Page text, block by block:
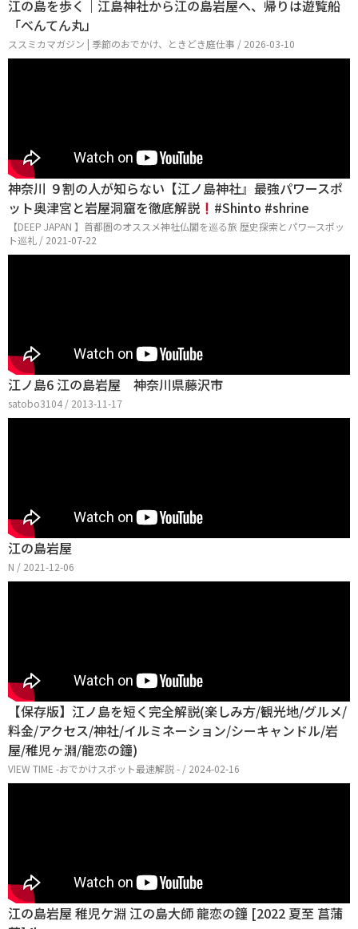
江の島を歩く｜江島神社から江の島岩屋へ、帰りは遊覧船
「べんてん丸」
ススミカマガジン | 季節のおでかけ、ときどき庭仕事 / 2026-03-10
神奈川 ９割の人が知らない【江ノ島神社』最強パワースポ
ット奥津宮と岩屋洞窟を徹底解説
#Shinto #shrine
【DEEP JAPAN 】首都圏のオススメ神社仏閣を巡る旅 歴史探索とパワースポッ
ト巡礼 / 2021-07-22
江ノ島6 江の島岩屋 神奈川県藤沢市
satobo3104 / 2013-11-17
江の島岩屋
N / 2021-12-06
【保存版】江ノ島を短く完全解説(楽しみ方/観光地/グルメ/
料金/アクセス/神社/イルミネーション/シーキャンドル/岩
屋/稚児ヶ淵/龍恋の鐘)
VIEW TIME -おでかけスポット最速解説 - / 2024-02-16
江の島岩屋 稚児ケ淵 江の島大師 龍恋の鐘 [2022 夏至 菖蒲